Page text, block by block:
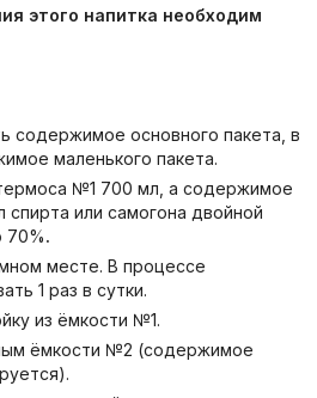
этого напитка необходим
содержимое основного пакета, в
маленького пакета.
№1 700 мл, а содержимое
или самогона двойной
70%.
месте. В процессе
1 раз в сутки.
из ёмкости №1.
ёмкости №2 (содержимое